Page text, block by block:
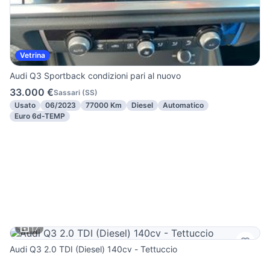
Vetrina
Audi Q3 Sportback condizioni pari al nuovo
33.000 €Sassari (SS)
Usato
06/2023 77000 Km Diesel
Automatico
Euro 6d-TEMP
17
Audi Q3 2.0 TDI (Diesel) 140cv - Tettuccio